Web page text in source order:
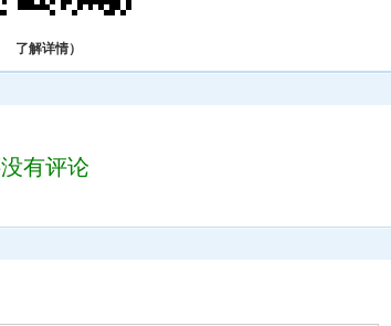
了解详情）
有评论